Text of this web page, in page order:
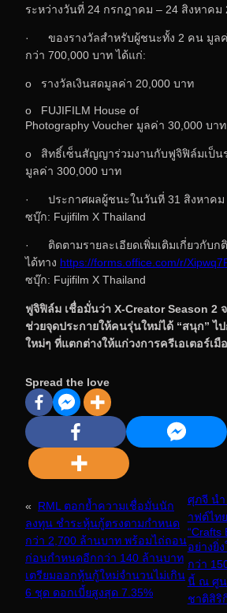
ระหว่างวันที่ 24 กรกฎาคม – 24 สิงหาคม
· ของรางวัลสำหรับผู้ชนะทั้ง 2 คน มูล
กว่า 700,000 บาท ได้แก่:
o รางวัลเงินสดมูลค่า 20,000 บาท
o FUJIFILM House of
Photography Voucher มูลค่า 30,000 บาท
o สิทธิ์เซ็นสัญญาร่วมงานกับฟูจิฟิล์มเป็นร
มูลค่า 300,000 บาท
· ประกาศผลผู้ชนะในวันที่ 31 สิงหาคม
ซบุ๊ก: Fujifilm X Thailand
· ติดตามรายละเอียดเพิ่มเติมเกี่ยวกับก
ได้ทาง https://forms.office.com/r/
ซบุ๊ก: Fujifilm X Thailand
ฟูจิฟิล์ม เชื่อมั่นว่า X-Creator Season 2
ช่วยจุดประกายให้คนรุ่นใหม่ได้ “สนุก” ไป
ใหม่ๆ ที่แตกต่างให้แก่วงการครีเอเตอร์เมื
Spread the love
«
RML ตอกย้ำความเชื่อมั่นนัก
ลงทุน ชำระหุ้นกู้ตรงตามกำหนด
กว่า 2,700 ล้านบาท พร้อมไถ่ถอน
ก่อนกำหนดอีกกว่า 140 ล้านบาท
เตรียมออกหุ้นกู้ใหม่จำนวนไม่เกิน
6 ชุด ดอกเบี้ยสูงสุด 7.35%
ศุภจี นำ
าฟต์ไท
“Crafts
อย่างยิ่
กว่า
นี้ ณ ศูน
ชาติสิริ